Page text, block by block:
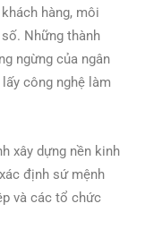
hàng, môi
Những thành
ngừng của ngân
công nghệ làm
xây dựng nền kinh
định sứ mệnh
và các tổ chức